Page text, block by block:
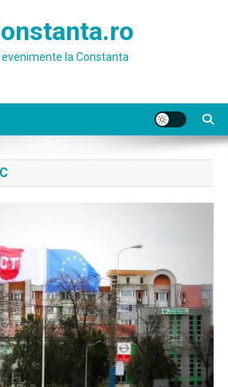
evenimente la Constanta